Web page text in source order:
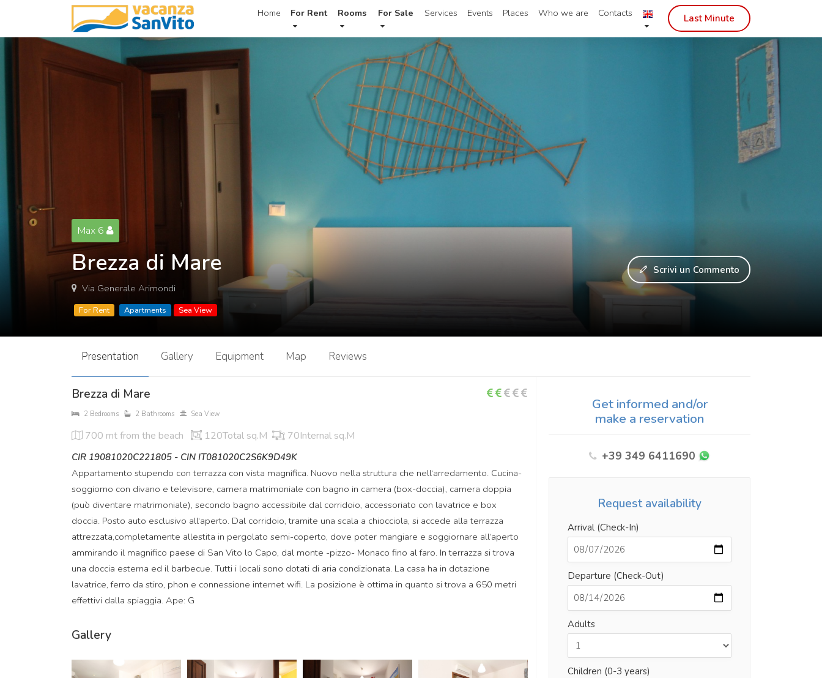
Home For Rent Rooms For Sale Services Events Places Who we are Contacts Last Minute
Max 6
Brezza di Mare
Via Generale Arimondi
For Rent Apartments Sea View
Scrivi un Commento
Presentation Gallery Equipment Map Reviews
Brezza di Mare
2 Bedrooms 2 Bathrooms Sea View
700 mtfrom the beach 120Total sq.M 70Internal sq.M
CIR 19081020C221805 - CIN IT081020C2S6K9D49K
Appartamento stupendo con terrazza con vista magnifica. Nuovo nella struttura che nell‘arredamento. Cucina-
soggiorno con divano e televisore, camera matrimoniale con bagno in camera (box-doccia), camera doppia
(può diventare matrimoniale), secondo bagno accessibile dal corridoio, accessoriato con lavatrice e box
doccia. Posto auto esclusivo all‘aperto. Dal corridoio, tramite una scala a chiocciola, si accede alla terrazza
attrezzata,completamente allestita in pergolato semi-coperto, dove poter mangiare e soggiornare all‘aperto
ammirando il magnifico paese di San Vito lo Capo, dal monte -pizzo- Monaco fino al faro. In terrazza si trova
una doccia esterna ed il barbecue. Tutti i locali sono dotati di aria condizionata. La casa ha in dotazione
lavatrice, ferro da stiro, phon e connessione internet wifi. La posizione è ottima in quanto si trova a 650 metri
effettivi dalla spiaggia. Ape: G
Gallery
Get informed and/or
make a reservation
+39 349 6411690
Request availability
Arrival (Check-In)
Departure (Check-Out)
Adults
Children (0-3 years)